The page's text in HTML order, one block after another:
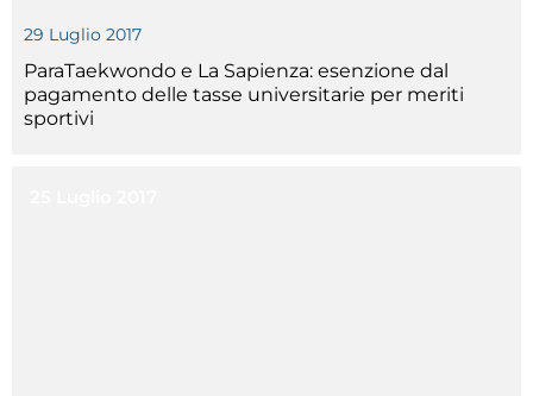
Formazione
Amministrazione
29 Luglio 2017
ParaTaekwondo e La Sapienza: esenzione dal
pagamento delle tasse universitarie per meriti
sportivi